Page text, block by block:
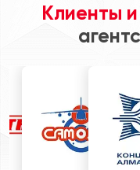
Клиенты